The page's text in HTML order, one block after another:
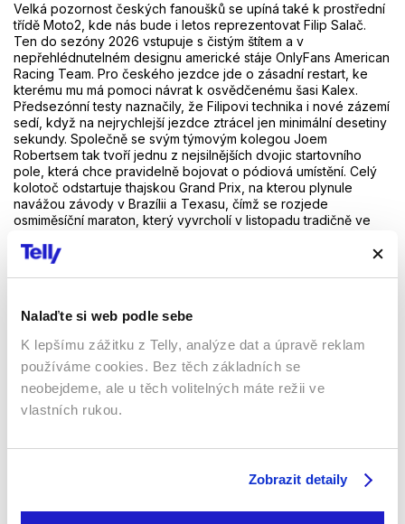
Nalaďte si web podle sebe
K lepšímu zážitku z Telly, analýze dat a úpravě reklam
používáme cookies. Bez těch základních se
neobejdeme, ale u těch volitelných máte režii ve
vlastních rukou.
Zobrazit detaily
Velká pozornost českých fanoušků se upíná také k prostřední
třídě Moto2, kde nás bude i letos reprezentovat Filip Salač.
Ten do sezóny 2026 vstupuje s čistým štítem a v
nepřehlédnutelném designu americké stáje OnlyFans American
Racing Team. Pro českého jezdce jde o zásadní restart, ke
kterému mu má pomoci návrat k osvědčenému šasi Kalex.
Předsezónní testy naznačily, že Filipovi technika i nové zázemí
sedí, když na nejrychlejší jezdce ztrácel jen minimální desetiny
sekundy. Společně se svým týmovým kolegou Joem
Robertsem tak tvoří jednu z nejsilnějších dvojic startovního
pole, která chce pravidelně bojovat o pódiová umístění. Celý
kolotoč odstartuje thajskou Grand Prix, na kterou plynule
navážou závody v Brazílii a Texasu, čímž se rozjede
osmiměsíční maraton, který vyvrcholí v listopadu tradičně ve
Všechny přímé přenosy z tréninků, kvalifikací i samotných
stanicích Nova Sport, které jsou součástí programové nabídky
Telly. Díky funkci zpětného zhlédnutí si navíc můžete vychutnat
i noční nebo brzké ranní závody z asijské části kalendáře
kdykoliv v průběhu dne.
Sledovat MotoGP živě
Facebooku,